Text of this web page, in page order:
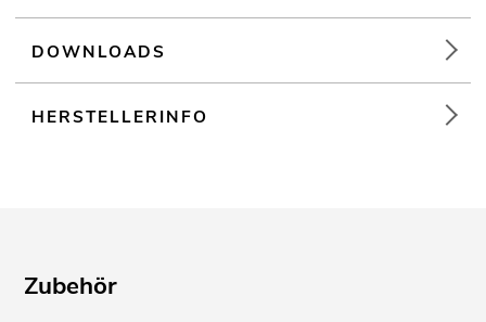
DOWNLOADS
HERSTELLERINFO
Zubehör